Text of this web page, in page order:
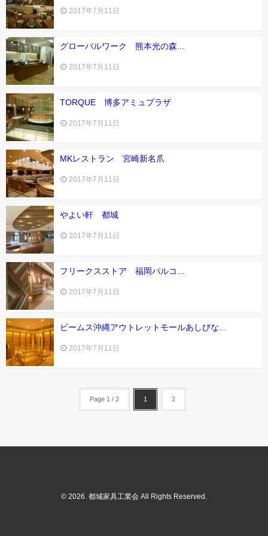
株式会社橋詰家具
株式会社サンセラ
製作実績
Works
ニュース
News
リンク集
Link
お問合せ
Inquiry
2017年7月11日
グローバルワーク 熊本光の森...
2017年7月11日
TORQUE 博多アミュプラザ
2017年7月11日
MKレストラン 宮崎新名爪
2017年7月11日
やよい軒 都城
2017年7月11日
フリークスストア 福岡パルコ...
2017年7月11日
ビームス沖縄アウトレットモールあしびな...
2017年7月11日
Page 1 / 2 1 2
© 2026. 都城家具工業会 All Rights Reserved.